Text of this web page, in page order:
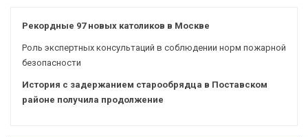
Рекордные 97 новых католиков в Москве
Роль экспертных консультаций в соблюдении норм пожарной
безопасности
История с задержанием старообрядца в Поставском
районе получила продолжение